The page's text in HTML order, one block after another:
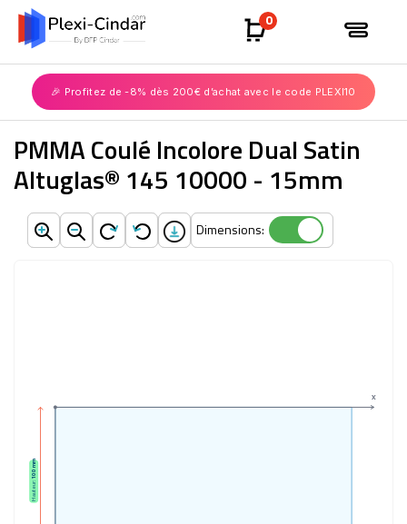
🎉 Profitez de -8% dès 200€ d’achat avec le code PLEXI10
0
PMMA Coulé Incolore Dual Satin
Altuglas® 145 10000 - 15mm
Dimensions:
Dimensions:
Hauteur:
100 mm
X